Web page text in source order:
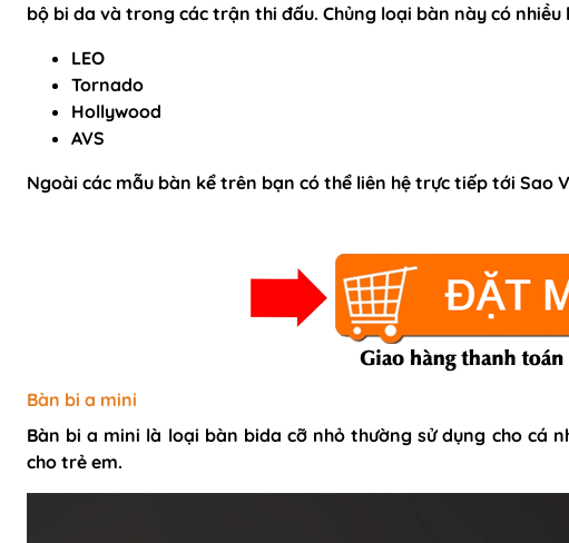
bộ bi da và trong các trận thi đấu. Chủng loại bàn này có
LEO
Tornado
Hollywood
AVS
Ngoài các mẫu bàn kể trên bạn có thể liên hệ trực tiếp tới Sao
Bàn bi a mini
Bàn bi a mini là loại bàn bida cỡ nhỏ thường sử dụng cho cá
cho trẻ em.